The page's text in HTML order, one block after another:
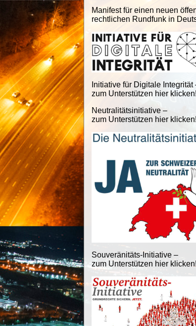
Manifest für einen neuen
rechtlichen Rundfunk in
Initiative für Digitale Integrität
zum Unterstützen hier klicken!
Neutralitätsinitiative –
zum Unterstützen hier klicken!
Souveränitäts-Initiative –
zum Unterstützen hier klicken!